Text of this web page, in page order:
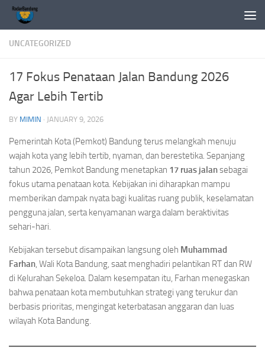
Skip to content
UNCATEGORIZED
17 Fokus Penataan Jalan Bandung 2026
Agar Lebih Tertib
BY MIMIN · JANUARY 9, 2026
Pemerintah Kota (Pemkot) Bandung terus melangkah menuju
wajah kota yang lebih tertib, nyaman, dan berestetika. Sepanjang
tahun 2026, Pemkot Bandung menetapkan 17 ruas jalansebagai
fokus utama penataan kota. Kebijakan ini diharapkan mampu
memberikan dampak nyata bagi kualitas ruang publik, keselamatan
pengguna jalan, serta kenyamanan warga dalam beraktivitas
sehari-hari.
Kebijakan tersebut disampaikan langsung oleh Muhammad
Farhan, Wali Kota Bandung, saat menghadiri pelantikan RT dan RW
di Kelurahan Sekeloa. Dalam kesempatan itu, Farhan menegaskan
bahwa penataan kota membutuhkan strategi yang terukur dan
berbasis prioritas, mengingat keterbatasan anggaran dan luas
wilayah Kota Bandung.